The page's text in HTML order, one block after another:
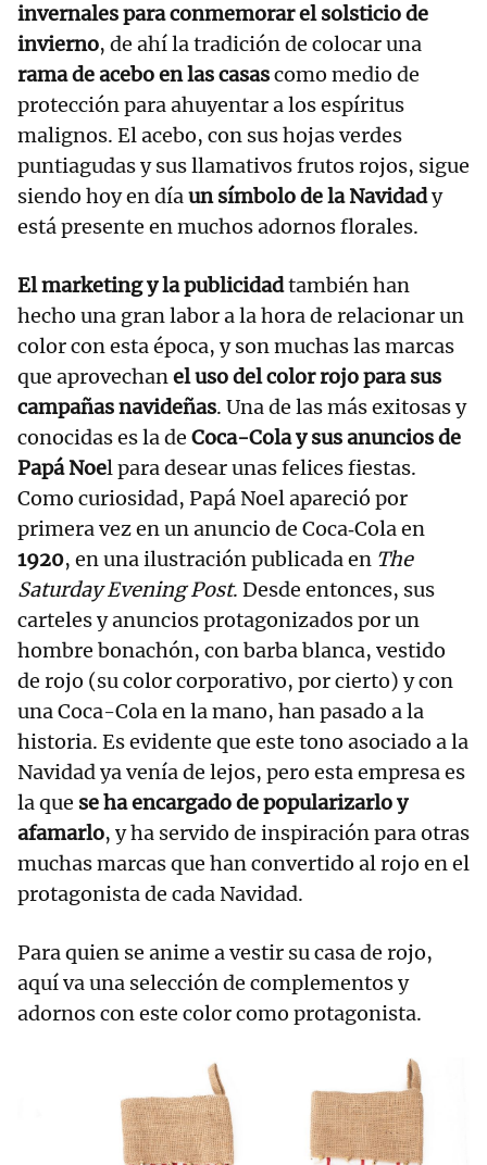
invernales para conmemorar el solsticio de
invierno, de ahí la tradición de colocar una
rama de acebo en las casascomo medio de
protección para ahuyentar a los espíritus
malignos. El acebo, con sus hojas verdes
puntiagudas y sus llamativos frutos rojos, sigue
siendo hoy en díaun símbolo de la Navidady
está presente en muchos adornos florales.
El marketing y la publicidadtambién han
hecho una gran labor a la hora de relacionar un
color con esta época, y son muchas las marcas
que aprovechanel uso del color rojo para sus
campañas navideñas. Una de las más exitosas y
conocidas es la de Coca-Cola y sus anuncios de
Papá Noel para desear unas felices fiestas.
Como curiosidad, Papá Noel apareció por
primera vez en un anuncio de Coca‑Cola en
1920, en una ilustración publicada en The
Saturday Evening Post. Desde entonces, sus
carteles y anuncios protagonizados por un
hombre bonachón, con barba blanca, vestido
de rojo (su color corporativo, por cierto) y con
una Coca-Cola en la mano, han pasado a la
historia. Es evidente que este tono asociado a la
Navidad ya venía de lejos, pero esta empresa es
la que se ha encargado de popularizarlo y
afamarlo, y ha servido de inspiración para otras
muchas marcas que han convertido al rojo en el
protagonista de cada Navidad.
Para quien se anime a vestir su casa de rojo,
aquí va una selección de complementos y
adornos con este color como protagonista.